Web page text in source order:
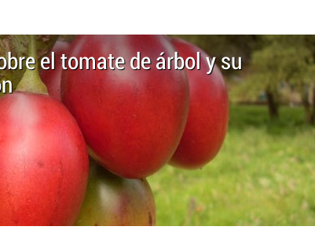
el tomate de árbol y su